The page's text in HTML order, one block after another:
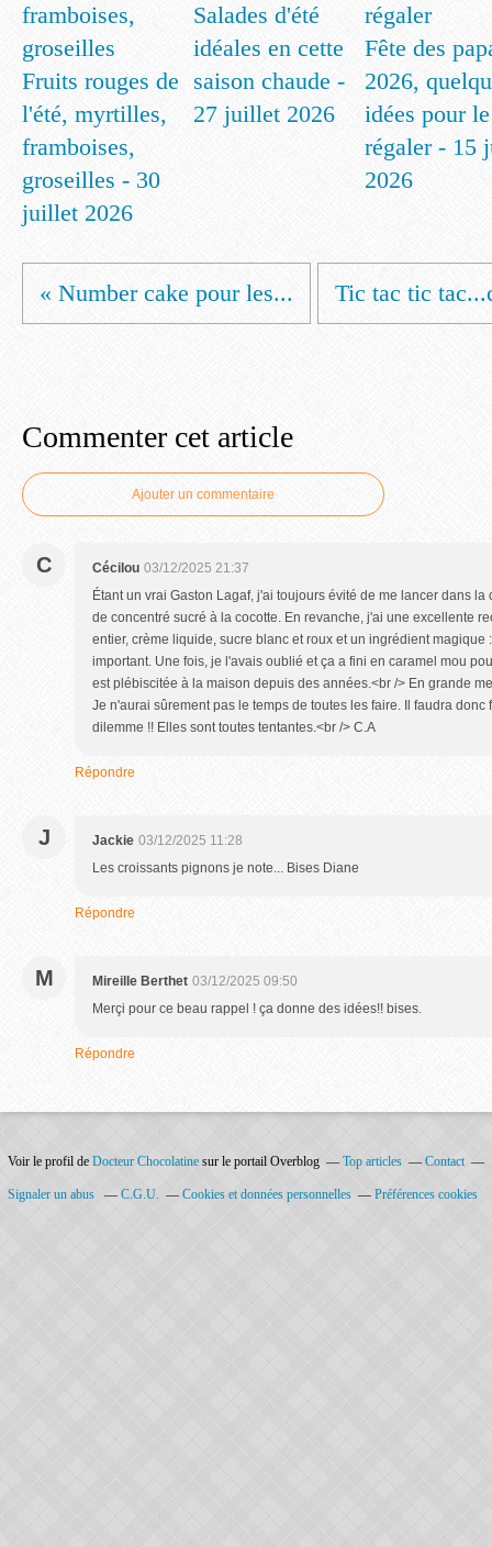
Fruits rouges de
l'été, myrtilles,
framboises,
groseilles - 30
juillet 2026
Salades d'été
idéales en cette
saison chaude -
27 juillet 2026
Fête des
2026,
idées pour le
régaler - 15
2026
« Number cake pour les... Tic tac tic
Commenter cet article
Ajouter un commentaire
C Cécilou 03/12/2025 21:37
Étant un vrai Gaston Lagaf, j'ai toujours évité de me lancer dans
de concentré sucré à la cocotte. En revanche, j'ai une excellente
entier, crème liquide, sucre blanc et roux et un ingrédient magique
important. Une fois, je l'avais oublié et ça a fini en caramel mou
est plébiscitée à la maison depuis des années.<br /> En grande
Je n'aurai sûrement pas le temps de toutes les faire. Il faudra donc
dilemme !! Elles sont toutes tentantes.<br /> C.A
Répondre
J Jackie 03/12/2025 11:28
Les croissants pignons je note... Bises Diane
Répondre
M Mireille Berthet 03/12/2025 09:50
Merçi pour ce beau rappel ! ça donne des idées!! bises.
Répondre
Voir le profil de Docteur Chocolatine sur le portail Overblog Top articles Contact
Signaler un abus C.G.U. Cookies et données personnelles Préférences cookies